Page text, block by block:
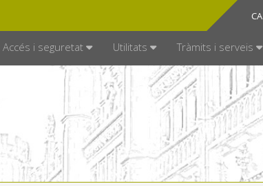
CA
ES
Accés i seguretat Utilitats Tràmits i serveis